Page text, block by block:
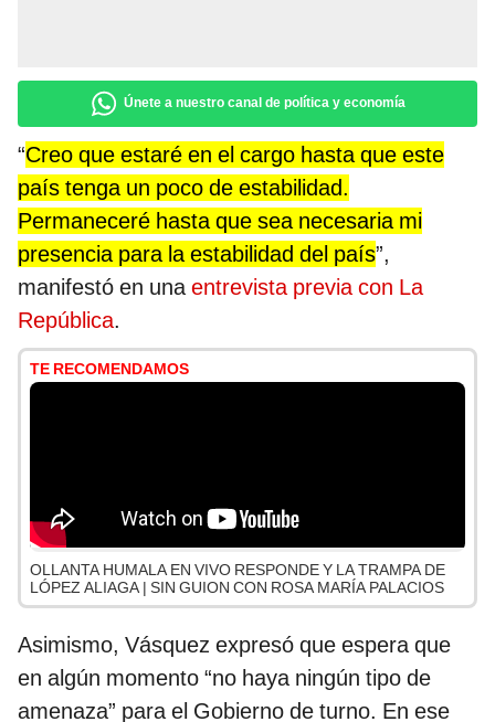
Únete a nuestro canal de política y economía
“Creo que estaré en el cargo hasta que este
país tenga un poco de estabilidad.
Permaneceré hasta que sea necesaria mi
presencia para la estabilidad del país”,
manifestó en unaentrevista previa con La
República.
TE RECOMENDAMOS
OLLANTA HUMALA EN VIVO RESPONDE Y LA TRAMPA DE
LÓPEZ ALIAGA | SIN GUION CON ROSA MARÍA PALACIOS
Asimismo, Vásquez expresó que espera que
en algún momento “no haya ningún tipo de
amenaza” para el Gobierno de turno. En ese